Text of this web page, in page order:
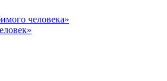
человека»